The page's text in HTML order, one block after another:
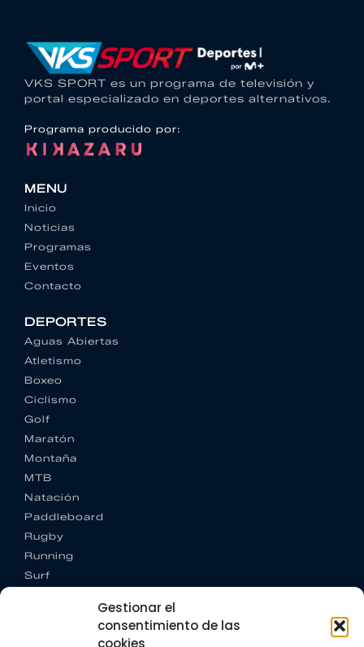
Gestionar el
consentimiento de las
cookies
VKS SPORT es un programa de televisión y
portal especializado en deportes alternativos.
Programa producido por:
MENU
Inicio
Noticias
Programas
Eventos
Contacto
DEPORTES
Aguas Abiertas
Atletismo
Boxeo
Ciclismo
Golf
Maratón
Montaña
MTB
Natación
Paddleboard
Rugby
Running
Surf